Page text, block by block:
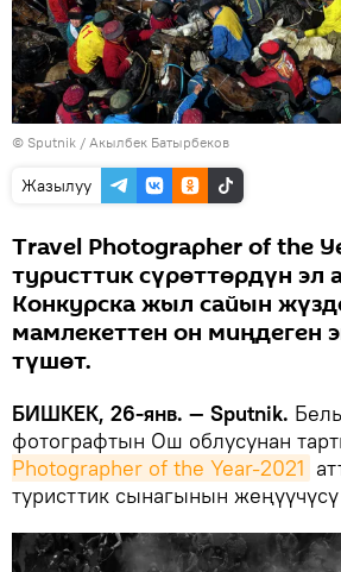
© Sputnik / Акылбек Батырбеков
Жазылуу
Travel Photographer of the
туристтик сүрөттөрдүн эл
Конкурска жыл сайын
мамлекеттен он миңдеген
түшөт.
БИШКЕК, 26-янв. — Sputnik.
фотографтын Ош облусунан
Photographer of the Year-2021
туристтик сынагынын